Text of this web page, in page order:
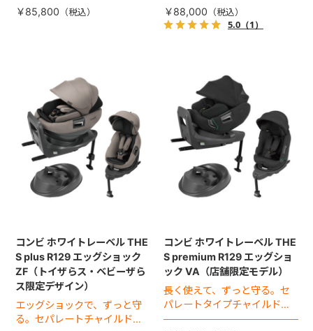
￥85,800
￥88,000
5.0（1）
コンビ ホワイトレーベル THE
S plus R129 エッグショック
ZF（トイザらス・ベビーザら
ス限定デザイン）
エッグショックで、ずっと守
る。セパレートチャイルドシ
コンビ ホワイトレーベル THE
S premium R129 エッグショ
ック VA（店舗限定モデル）
長く使えて、ずっと守る。セ
パレートタイプチャイルドシ
ートのロングユースモデル。